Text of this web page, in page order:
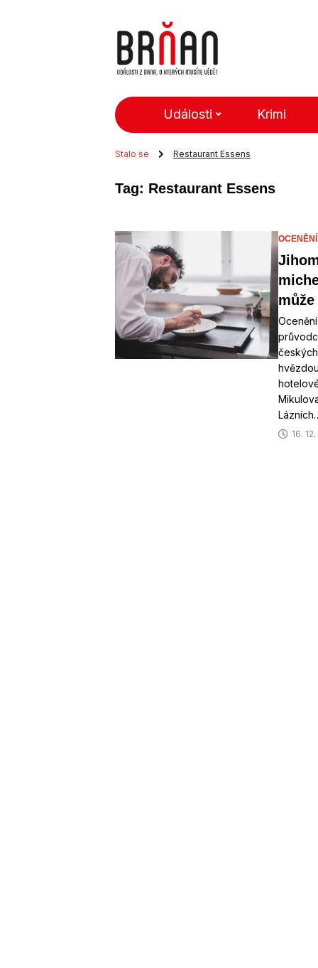
Události Krimi
Stalo se Restaurant Essens
Tag: Restaurant Essens
16.